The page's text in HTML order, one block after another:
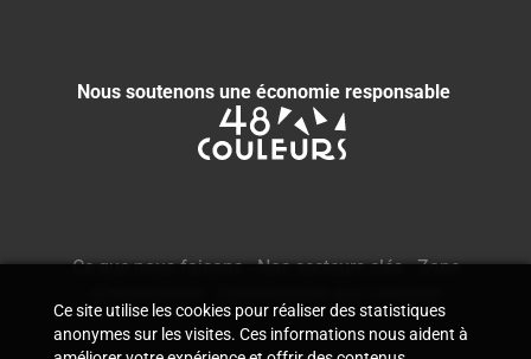
Nous soutenons une économie responsable
Ce que nous faisons-Nos secteurs clés-Zone
Ce site utilise les cookies pour réaliser des statistiques
anonymes sur les visites. Ces informations nous aident à